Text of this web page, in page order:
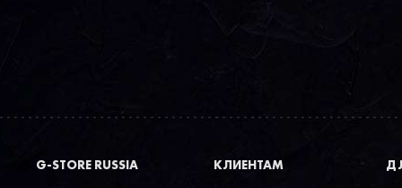
G-STORE RUSSIA КЛИЕНТАМ